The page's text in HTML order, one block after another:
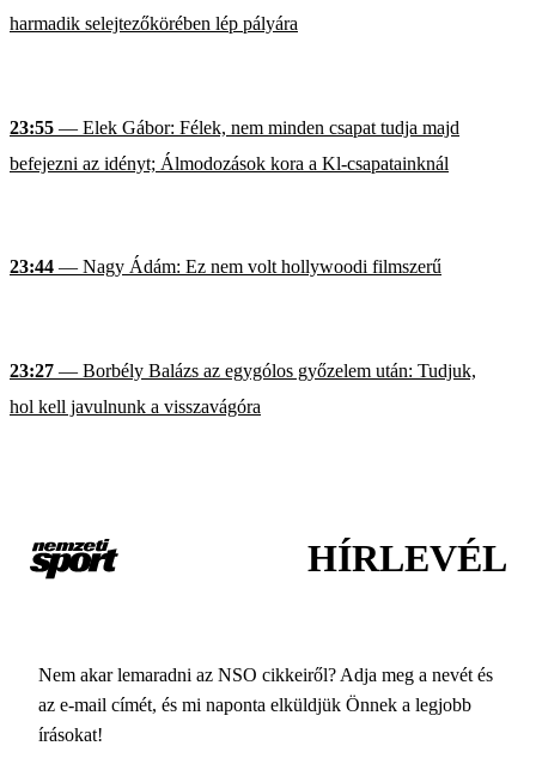
harmadik selejtezőkörében lép pályára
23:55 — Elek Gábor: Félek, nem minden csapat tudja majd
befejezni az idényt; Álmodozások kora a Kl-csapatainknál
23:44 — Nagy Ádám: Ez nem volt hollywoodi filmszerű
23:27 — Borbély Balázs az egygólos győzelem után: Tudjuk,
hol kell javulnunk a visszavágóra
HÍRLEVÉL
Nem akar lemaradni az NSO cikkeiről? Adja meg a nevét és
az e-mail címét, és mi naponta elküldjük Önnek a legjobb
írásokat!